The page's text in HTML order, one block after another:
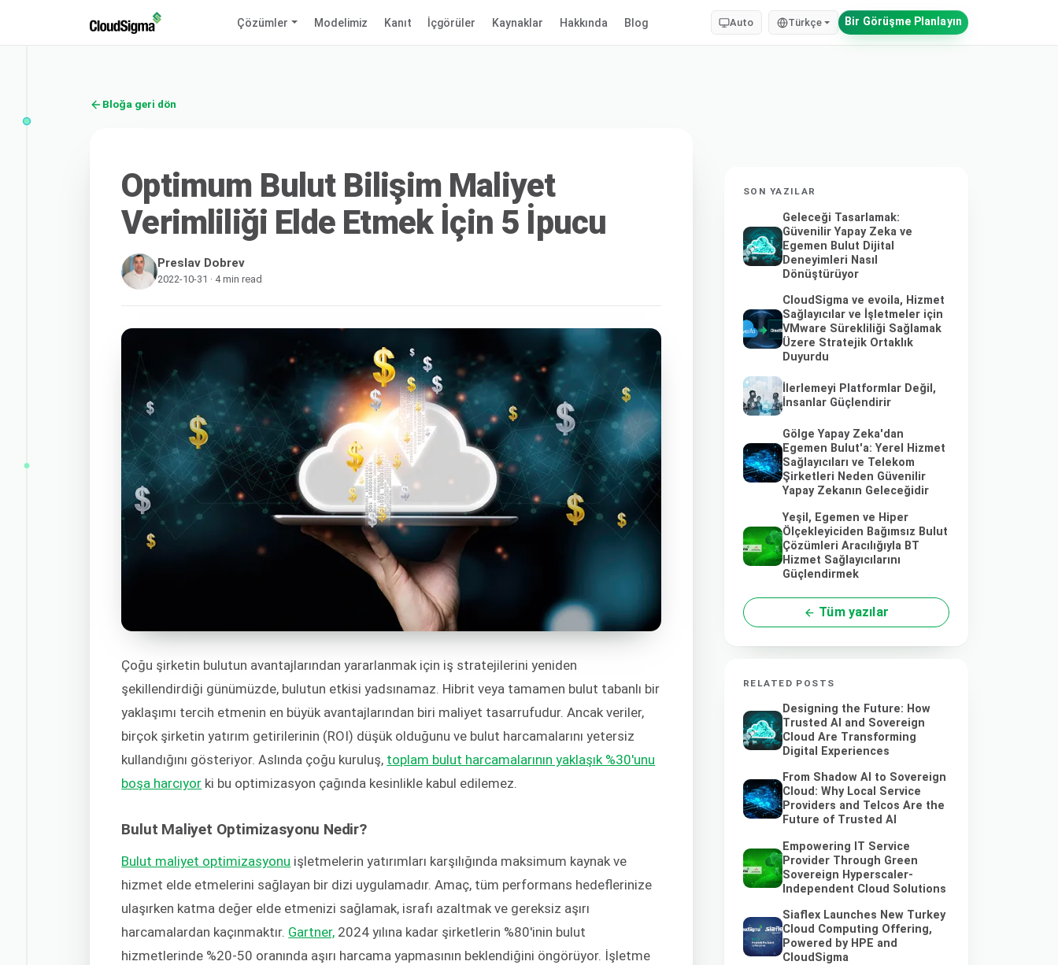
Çözümler Modelimiz Kanıt İçgörüler Kaynaklar Hakkında Blog Auto Türkçe Bir Görüşme Planlayın
Bloğa geri dön
Optimum Bulut Bilişim Maliyet
Verimliliği Elde Etmek İçin 5 İpucu
Preslav Dobrev
2022-10-31 · 4 min read
Çoğu şirketin bulutun avantajlarından yararlanmak için iş stratejilerini yeniden
şekillendirdiği günümüzde, bulutun etkisi yadsınamaz. Hibrit veya tamamen bulut tabanlı bir
yaklaşımı tercih etmenin en büyük avantajlarından biri maliyet tasarrufudur. Ancak veriler,
birçok şirketin yatırım getirilerinin (ROI) düşük olduğunu ve bulut harcamalarını yetersiz
kullandığını gösteriyor. Aslında çoğu kuruluş, toplam bulut harcamalarının yaklaşık %30'unu
boşa harcıyor ki bu optimizasyon çağında kesinlikle kabul edilemez.
Bulut Maliyet Optimizasyonu Nedir?
Bulut maliyet optimizasyonu işletmelerin yatırımları karşılığında maksimum kaynak ve
hizmet elde etmelerini sağlayan bir dizi uygulamadır. Amaç, tüm performans hedeflerinize
ulaşırken katma değer elde etmenizi sağlamak, israfı azaltmak ve gereksiz aşırı
harcamalardan kaçınmaktır. Gartner, 2024 yılına kadar şirketlerin %80'inin bulut
hizmetlerinde %20-50 oranında aşırı harcama yapmasının beklendiğini öngörüyor. İşletme
SON YAZILAR
Geleceği Tasarlamak:
Güvenilir Yapay Zeka ve
Egemen Bulut Dijital
Deneyimleri Nasıl
Dönüştürüyor
CloudSigma ve evoila, Hizmet
Sağlayıcılar ve İşletmeler için
VMware Sürekliliği Sağlamak
Üzere Stratejik Ortaklık
Duyurdu
İlerlemeyi Platformlar Değil,
İnsanlar Güçlendirir
Gölge Yapay Zeka'dan
Egemen Bulut'a: Yerel Hizmet
Sağlayıcıları ve Telekom
Şirketleri Neden Güvenilir
Yapay Zekanın Geleceğidir
Yeşil, Egemen ve Hiper
Ölçekleyiciden Bağımsız Bulut
Çözümleri Aracılığıyla BT
Hizmet Sağlayıcılarını
Güçlendirmek
Tüm yazılar
RELATED POSTS
Designing the Future: How
Trusted AI and Sovereign
Cloud Are Transforming
Digital Experiences
From Shadow AI to Sovereign
Cloud: Why Local Service
Providers and Telcos Are the
Future of Trusted AI
Empowering IT Service
Provider Through Green
Sovereign Hyperscaler-
Independent Cloud Solutions
Siaflex Launches New Turkey
Cloud Computing Offering,
Powered by HPE and
CloudSigma